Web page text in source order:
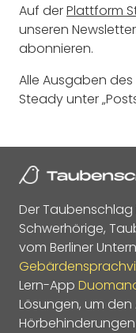
Auf derPlattform
unseren
abonnieren.
Alle Ausgaben
Steady unter
Der
Schwerhörige,
vom Berliner
Lern-App
Lösungen, um